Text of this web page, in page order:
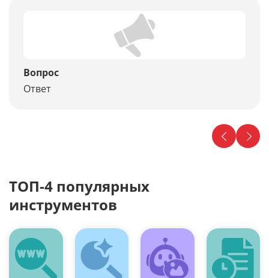
Вопрос
Ответ
ТОП-4 популярных
инструментов